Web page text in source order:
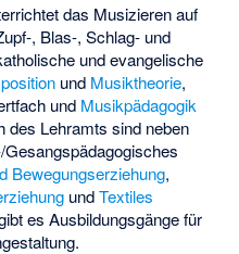
das Musizieren auf
, Blas-, Schlag- und
und evangelische
und Musiktheorie,
und Musikpädagogik
des Lehramts sind neben
Gesangspädagogisches
Bewegungserziehung,
undTextiles
es Ausbildungsgänge für
.